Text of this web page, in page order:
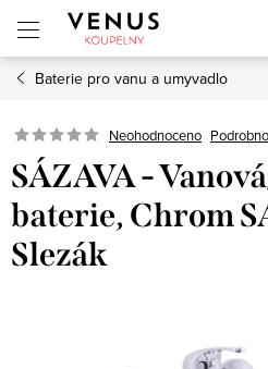
obsah
Baterie pro vanu a umyvadlo
Neohodnoceno
SÁZAVA -
baterie, Chrom
Slezák